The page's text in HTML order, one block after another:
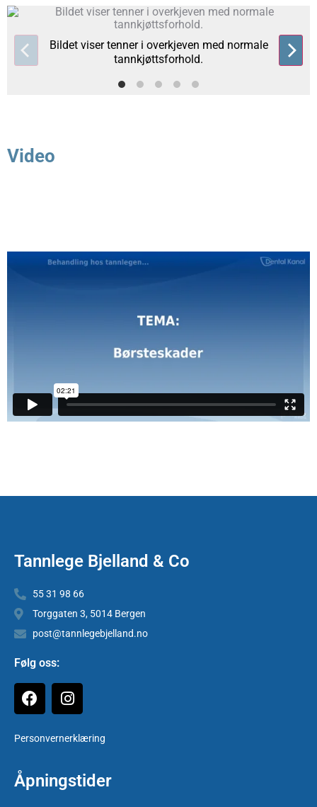
Bildet viser tenner i overkjeven med normale
tannkjøttsforhold.
Video
Tannlege Bjelland & Co
55 31 98 66
Torggaten 3, 5014 Bergen
post@tannlegebjelland.no
Følg oss:
Personvernerklæring
Åpningstider